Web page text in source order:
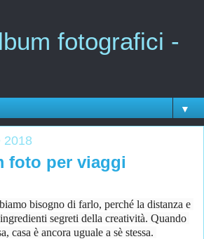
fotografici -
▼
2018
foto per viaggi
bisogno di farlo, perché la distanza e
segreti della creatività. Quando
casa è ancora uguale a sè stessa.